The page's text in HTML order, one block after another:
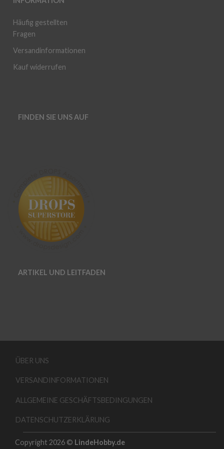
Häufig gestellten
Fragen
Versandinformationen
Kauf widerrufen
FINDEN SIE UNS AUF
ARTIKEL UND LEITFADEN
ÜBER UNS
VERSANDINFORMATIONEN
ALLGEMEINE GESCHÄFTSBEDINGUNGEN
DATENSCHUTZERKLÄRUNG
Copyright 2026 © LindeHobby.de